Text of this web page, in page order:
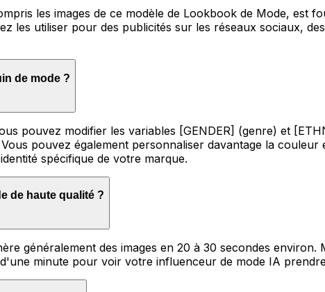
les images de ce modèle de Lookbook de Mode, est
les utiliser pour des publicités sur les réseaux sociaux,
de mode ?
pouvez modifier les variables [GENDER] (genre) et
pouvez également personnaliser davantage la couleur
spécifique de votre marque.
de haute qualité ?
généralement des images en 20 à 30 secondes
minute pour voir votre influenceur de mode IA